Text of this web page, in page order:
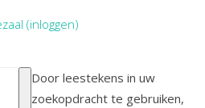
(inloggen)
Door leestekens in uw
zoekopdracht te gebruiken,